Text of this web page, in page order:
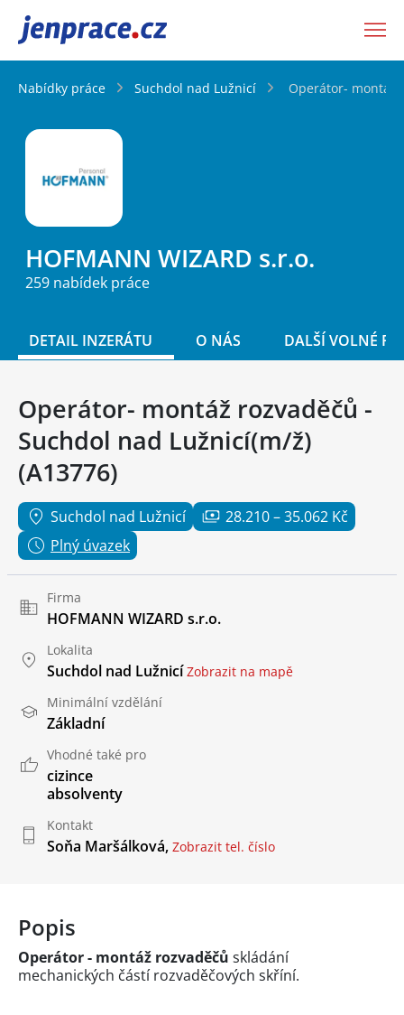
JenPráce.cz
Nabídky práce Suchdol nad Lužnicí Operátor- montáž
HOFMANN WIZARD s.r.o.
259 nabídek práce
DETAIL INZERÁTU O NÁS DALŠÍ VOLNÉ
Operátor- montáž rozvaděčů -
Suchdol nad Lužnicí(m/ž)
(A13776)
Suchdol nad Lužnicí
28.210 – 35.062 Kč
Plný úvazek
Firma
HOFMANN WIZARD s.r.o.
Lokalita
Suchdol nad Lužnicí Zobrazit na mapě
Minimální vzdělání
Základní
Vhodné také pro
cizince
absolventy
Kontakt
Soňa Maršálková, Zobrazit tel. číslo
Popis
Operátor - montáž rozvaděčů skládání
mechanických částí rozvaděčových skříní.